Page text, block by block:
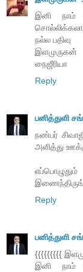
இனி நாம்
நல்ல பதிவு
இளமுருகன்
நைஜீரியா
Reply
பனித்துளி
நண்பர்
அளித்து
Reply
பனித்துளி
{{{{{{{{{
இனி நாம்